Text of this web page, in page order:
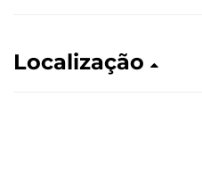
Localização